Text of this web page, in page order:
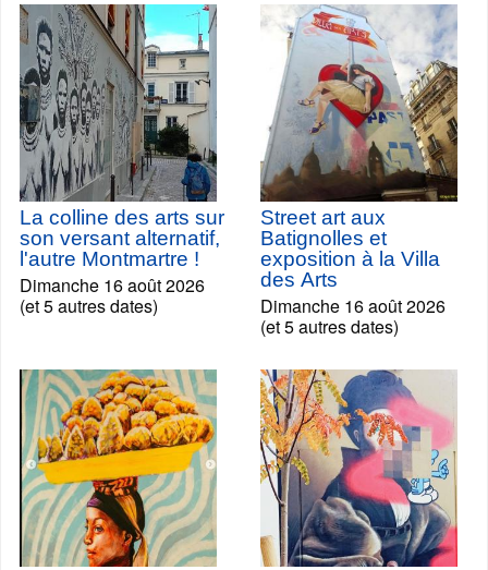
La colline des arts sur
son versant alternatif,
l'autre Montmartre !
Dimanche 16 août 2026
(et 5 autres dates)
Street art aux
Batignolles et
exposition à la Villa
des Arts
Dimanche 16 août 2026
(et 5 autres dates)